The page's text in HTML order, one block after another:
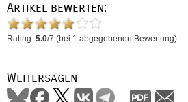
Artikel bewerten:
Rating: 5.0/7 (bei 1 abgegebenen Bewertung)
Weitersagen